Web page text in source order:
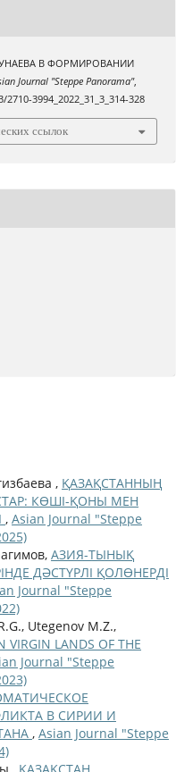
В ФОРМИРОВАНИИ
Journal "Steppe Panorama",
3994_2022_31_3_314-328
ссылок
, ҚАЗАҚСТАННЫҢ
КӨШІ-ҚОНЫ МЕН
, Asian Journal "Steppe
АЗИЯ-ТЫНЫҚ
ДӘСТҮРЛІ ҚОЛӨНЕРДІ
Journal "Steppe
Utegenov M.Z.,
VIRGIN LANDS OF THE
Journal "Steppe
В СИРИИ И
, Asian Journal "Steppe